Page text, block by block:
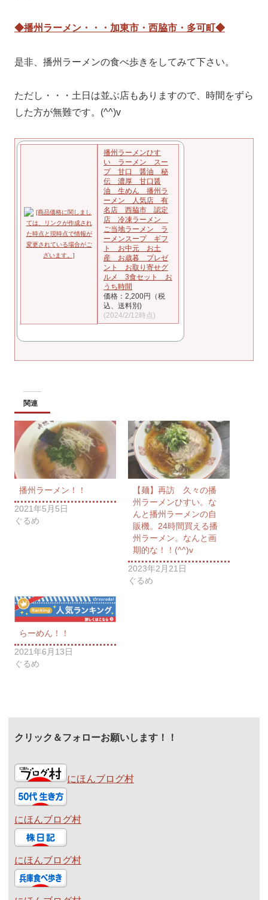
◆播州ラーメン・・・加東市・西脇市・多可町◆
是非、播州ラーメンの食べ歩きをしてみて下さい。
ただし・・・土日は並ぶ店もありますので、時間をずら
した方が無難です。(^^)v
播州ラーメンひす
い ラーメン スー
プ 甘口 醤油 秘
伝 濃厚 甘口醤
油 生めん 播州ラ
ーメン 人気店 有
名店 西脇市 認定
店 冷凍ラーメン
ご当地ラーメン ラ
ーメンスープ ギフ
ト お中元 お土
産 お歳暮 プレゼ
ント お取り寄せグ
ルメ 3食セット お
うち時間
価格：2,200円（税
込、送料別)
(2024/2/12時点)
関連
播州ラーメン！！
2021年5月5日
ぐるめ
【麺】再訪 久々の播
州ラーメンひすい。な
んと播州ラーメンの自
販機。24時間買える播
州ラーメン。なんと画
期的な！！(^^)v
2023年2月21日
ぐるめ
らーめん！！
2021年6月13日
ぐるめ
クリック＆フォローお願いします！！
にほんブログ村
にほんブログ村
にほんブログ村